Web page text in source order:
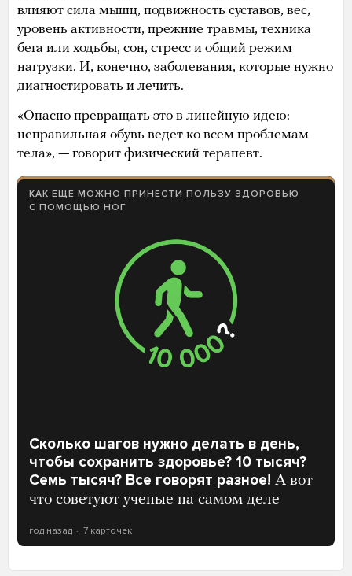
влияют сила мышц, подвижность суставов, вес,
уровень активности, прежние травмы, техника
бега или ходьбы, сон, стресс и общий режим
нагрузки. И, конечно, заболевания, которые нужно
диагностировать и лечить.
«Опасно превращать это в линейную идею:
неправильная обувь ведет ко всем проблемам
тела», — говорит физический терапевт.
КАК ЕЩЕ МОЖНО ПРИНЕСТИ ПОЛЬЗУ ЗДОРОВЬЮ
С ПОМОЩЬЮ НОГ
Сколько шагов нужно делать в день,
чтобы сохранить здоровье? 10 тысяч?
Семь тысяч? Все говорят разное! А вот
что советуют ученые на самом деле
год назад 7 карточек